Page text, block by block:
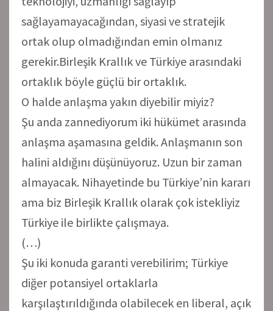
sağlayamayacağından, siyasi ve stratejik
ortak olup olmadığından emin olmanız
gerekir.Birleşik Krallık ve Türkiye arasındaki
ortaklık böyle güçlü bir ortaklık.
O halde anlaşma yakın diyebilir miyiz?
Şu anda zannediyorum iki hükümet arasında
anlaşma aşamasına geldik. Anlaşmanın son
halini aldığını düşünüyoruz. Uzun bir zaman
almayacak. Nihayetinde bu Türkiye’nin kararı
ama biz Birleşik Krallık olarak çok istekliyiz
Türkiye ile birlikte çalışmaya.
(…)
Şu iki konuda garanti verebilirim; Türkiye
diğer potansiyel ortaklarla
karşılaştırıldığında olabilecek en liberal, açık